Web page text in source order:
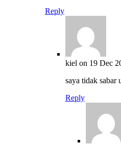
Reply
kiel on 19 Dec
saya tidak sabar
Reply